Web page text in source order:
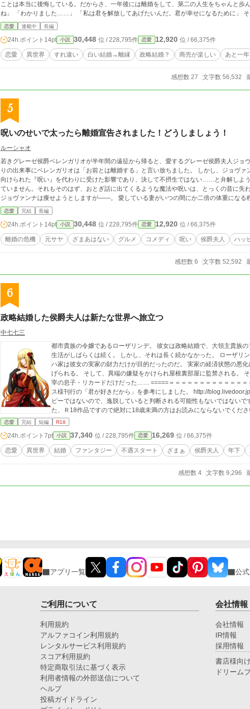
ことは本当に後悔している。だからさ、一年後には離婚をして、第二の人生をちゃんと歩
ね」 「わかりました……」 「私は君を解放してあげたいんだ。君が幸せになるために」
できず受け入れるマリエルだったけれど……。 勘違い、すれ違いな夫婦の恋。 前半はヒロイン、中盤はヒーロー視点でお贈りしま
す。 四万字ほどの中編。お楽しみいただけたらうれしいです。 ※本編はマリエルの感情がメインだったこともあってマリエル一人称
をベースにジュリウス視点を入れていましたが、番外部分は基本三人称でお送りしています
恋愛 連載中 長編
24h.ポイント 14pt 小説 30,448 位 / 228,795件 恋愛 12,920 位 / 66,375件
恋愛 異世界 すれ違い 白い結婚→離縁 政略結婚？ 商売が楽しい あと一年
感想数 27 文字数 56,532
5
呪いのせいで太ったら離婚宣告されました！どうしましょう！
ルーシャオ
若きグレーゼ侯爵ベレンガリオが半年間の遠征から帰ると、愛するグレーゼ侯爵夫人ジョ
りの出来事にベレンガリオは「お前とは離婚する」と言い放ちました。 しかし、ジョヴ
向けられた『呪い』を代わりに受けた影響であり、決して不摂生ではない……と弁解しよ
ていません。それもそのはず、おとぎ話に出てくるような魔法や呪いは、とっくの昔に失
ジョヴァンナは痩せようとしますが——。 愛している妻がいつの間にか二倍の体重になる
家はどうなってしまうのか。
恋愛 完結 長編
24h.ポイント 14pt 小説 30,448 位 / 228,795件 恋愛 12,920 位 / 66,375件
離婚の危機 元サヤ ざまあはない グルメ コメディ 呪い 侯爵夫人 ハッ
感想数 6 文字数 52,592
6
政略結婚した侯爵夫人は新たな世界へ旅立つ
中七七三
都市貴族の令嬢であるローザリンデ。 彼女は政略結婚で、大領主貴族
生活がしばらくは続く。 しかし、それは長く続かなかった。 ローザリンデは現実に打ちのめされる。 ファルマッ
ハ家は彼女の実家の財力だけが目的だったのだ。 実家の経済状態の悪
げられる。 そして、異端の嫌疑をかけられ屋根裏部屋に監禁される。 そんな中、彼女に変わらず接していたのは家
宰の息子・リカードだけだった…… =====＝＝＝＝＝＝＝＝＝＝＝＝＝＝＝ 注意）性表現のレベルはアルファポリ
ス様刊行の「君が好きだから」を参考にしました。 http://
ピーではないので、逸脱していると判断される可能性もないではない
た、Ｒ18作品ですので絶対に18歳未満の方はお読みにならないでくださ
恋愛 完結 短編 R18
24h.ポイント 7pt 小説 37,340 位 / 228,795件 恋愛 16,269 位 / 66,375件
恋愛 異世界 結婚 ファンタジー 不遇スタート ざまぁ 侯爵夫人 年下
感想数 4 文字数 9,296
アプリ一覧 公
ご利用について
利用規約
アルファコイン利用規約
レンタルサービス利用規約
スコア利用規約
特定商取引法に基づく表示
利用者情報の外部送信について
ヘルプ
投稿ガイドライン
会社情報
会社情報
IR情報
採用情報
書店様向け
ドリーム